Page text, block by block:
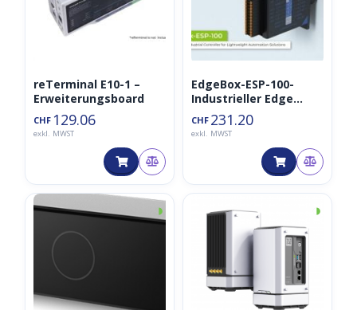
reTerminal E10-1 –
Erweiterungsboard
CHF 129.06
exkl. MWST
EdgeBox-ESP-100-
Industrieller Edge
Controller, WiFi, BLE,
4G LTE, DIO, AIO,
Ethernet, CAN, RS485
CHF 231.20
exkl. MWST
◑ ◑